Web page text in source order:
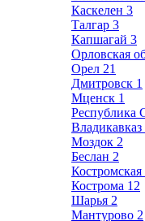
Каскелен 3
Талгар 3
Капшагай 3
Орловская
Орел 21
Дмитровск 1
Мценск 1
Республика
Владикавказ
Моздок 2
Беслан 2
Костромская
Кострома 12
Шарья 2
Мантурово 2